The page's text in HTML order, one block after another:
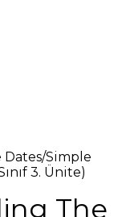
Simple
3. Ünite)
The